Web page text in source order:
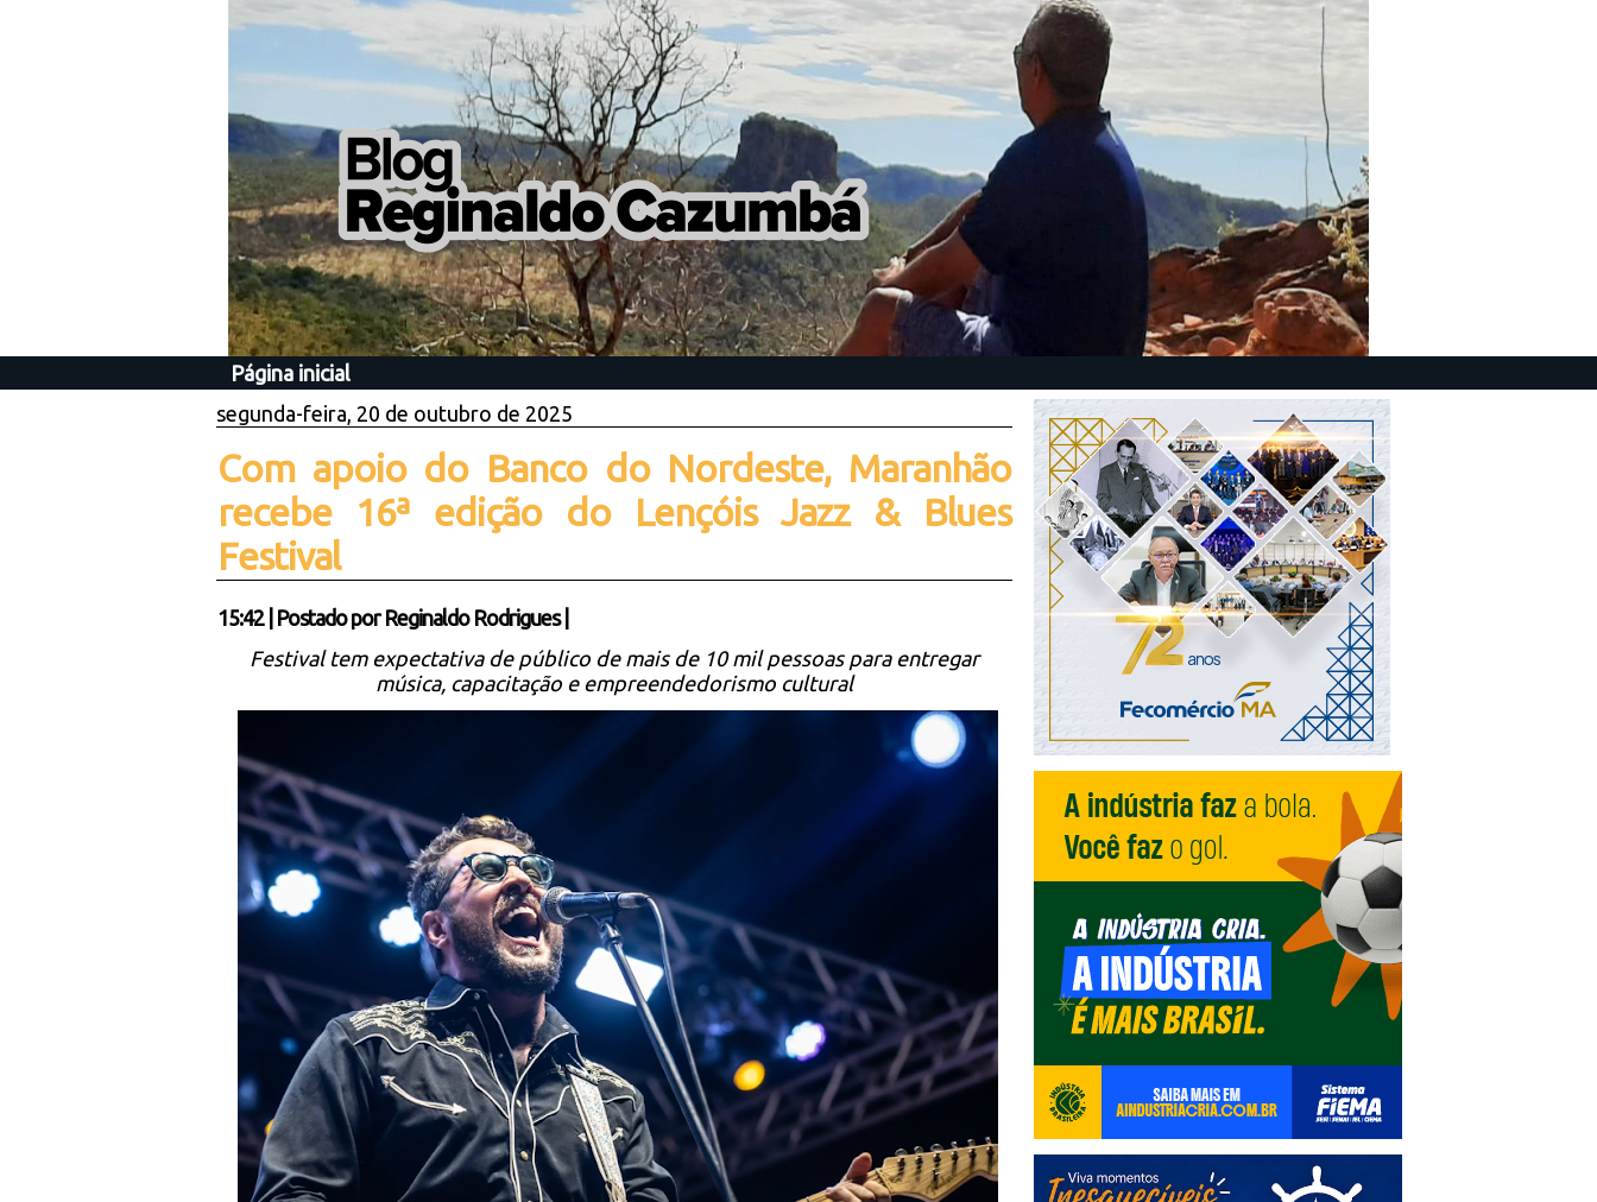
Página inicial
segunda-feira, 20 de outubro de 2025
Com apoio do Banco do Nordeste, Maranhão
recebe 16ª edição do Lençóis Jazz & Blues
Festival
15:42| Postado por Reginaldo Rodrigues
Festival tem expectativa de público de mais de 10 mil pessoas para entregar
música, capacitação e empreendedorismo cultural